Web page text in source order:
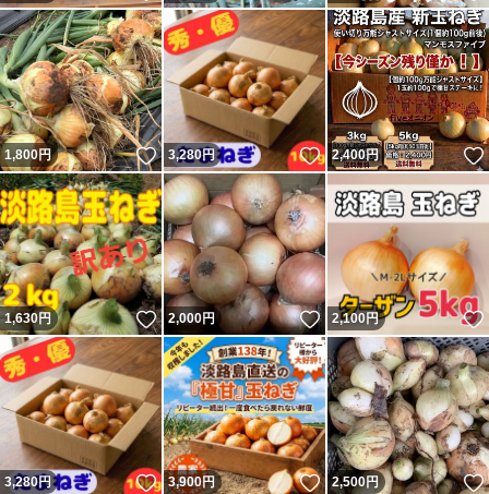
1,800円 いいね！
3,280円 いいね！
2,400円
1,630円 いいね！
2,000円 いいね！
2,100円
3,280円 いいね！
3,900円 いいね！
2,500円